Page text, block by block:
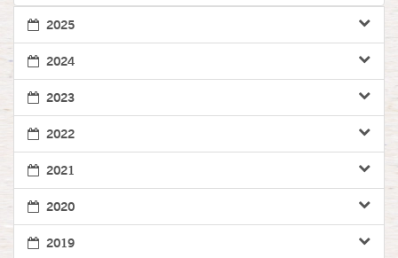
2025
2024
2023
2022
2021
2020
2019